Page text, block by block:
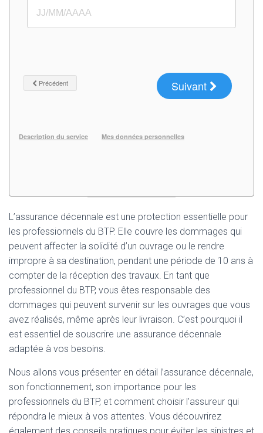
L’assurance décennale est une protection essentielle pour
les professionnels du BTP. Elle couvre les dommages qui
peuvent affecter la solidité d’un ouvrage ou le rendre
impropre à sa destination, pendant une période de 10 ans à
compter de la réception des travaux. En tant que
professionnel du BTP, vous êtes responsable des
dommages qui peuvent survenir sur les ouvrages que vous
avez réalisés, même après leur livraison. C’est pourquoi il
est essentiel de souscrire une assurance décennale
adaptée à vos besoins.
Nous allons vous présenter en détail l’assurance décennale,
son fonctionnement, son importance pour les
professionnels du BTP, et comment choisir l’assureur qui
répondra le mieux à vos attentes. Vous découvrirez